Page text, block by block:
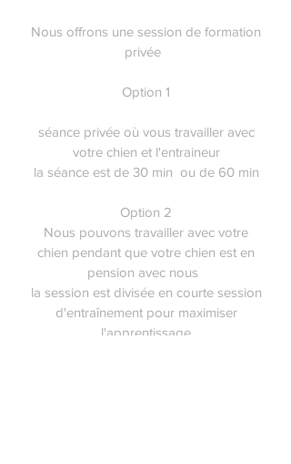
Nous offrons une session de formation
privée
Option 1
séance privée où vous travailler avec
votre chien et l'entraineur
la séance est de 30 min ou de 60 min
Option 2
Nous pouvons travailler avec votre
chien pendant que votre chien est en
pension avec nous
la session est divisée en courte session
d'entraînement pour maximiser
l'apprentissage